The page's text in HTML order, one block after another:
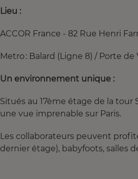
Lieu :
ACCOR France - 82 Rue Henri
Metro : Balard (Ligne 8) / Porte de
Un environnement unique :
Situés au 17ème étage de la
une vue imprenable sur Paris.
Les collaborateurs peuvent
dernier étage), babyfoots, salles